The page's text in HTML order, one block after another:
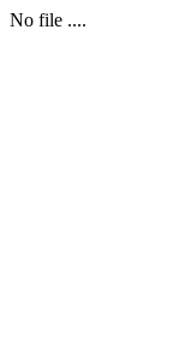
No file ....